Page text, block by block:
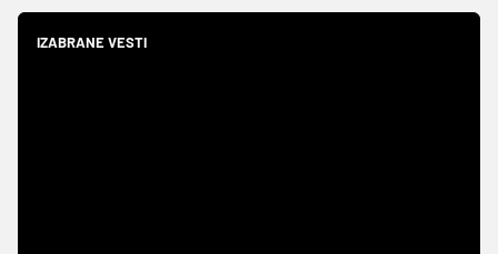
IZABRANE VESTI